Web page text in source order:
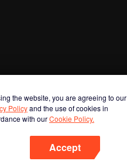
the website, you are agreeing to our
Policyand the use of cookies in
with ourCookie Policy.
Accept